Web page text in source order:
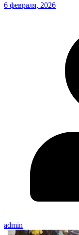
6 февраля, 2026
admin